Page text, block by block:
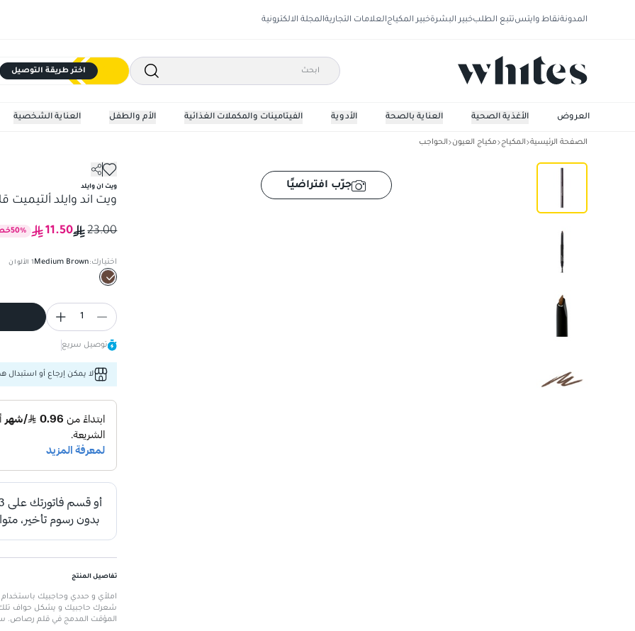
المدونةنقاط وايتستتبع الطلبخبير البشرةخبير المكياجالعلامات التجاريةالمجلة الالكترونية
اختر طريقة التوصيل
العناية الشخصية الأم والطفل الفيتامينات والمكملات الغذائية الأدوية العناية بالصحة الأغذية الصحية العروض
الصفحة الرئيسية المكياج مكياج العيون الحواجب
ويت اند وايلد ألتيميت قلم الحواجب ويت اند وايلد ألتيميت قلم
جرّب افتراضيًا
الحواجب
ويت ان وايلد
ويت اند وايلد ألتيميت
23.00
11.50
50%
اختيارك:Medium Brown
1 الألوان
1
توصيل سريع
لا يمكن إرجاع أو استبدال
تفاصيل المنتج
املأي و حددي وحاجبيك باستخدام
شعرك حاجبيك و يشكل حواف تلك
المؤقت المدمج في قلم رصاص.